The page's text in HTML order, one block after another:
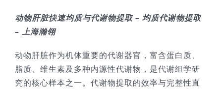
走进瀚翎
公司新闻
动物肝脏快速均质与代谢物提取 – 均质代谢物提取
– 上海瀚翎
动物肝脏作为机体重要的代谢器官，富含蛋白质、
脂质、维生素及多种内源性代谢物，是代谢组学研
究的核心样本之一。代谢物提取的效率与完整性直